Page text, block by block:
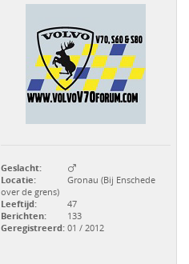
Geslacht:
Locatie:
Gronau (Bij Enschede
over de grens)
Leeftijd:
47
Berichten:
133
Geregistreerd: 01 / 2012